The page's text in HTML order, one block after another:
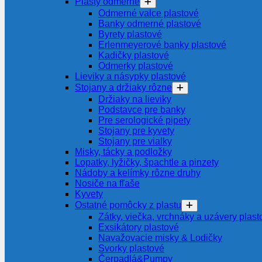
Odmerné valce plastové
Banky odmerné plastové
Byrety plastové
Erlenmeyerové banky plastové
Kadičky plastové
Odmerky plastové
Lieviky a násypky plastové
Stojany a držiaky rôzne
Držiaky na lieviky
Podstavce pre banky
Pre serologické pipety
Stojany pre kyvety
Stojany pre vialky
Misky, tácky a podložky
Lopatky, lyžičky, špachtle a pinzety
Nádoby a kelímky rôzne druhy
Nosiče na fľaše
Kyvety
Ostatné pomôcky z plastu
Zátky, viečka, vrchnáky a uzávery
Exsikátory plastové
Navažovacie misky & Lodičky
Svorky plastové
Čerpadlá&Pumpy